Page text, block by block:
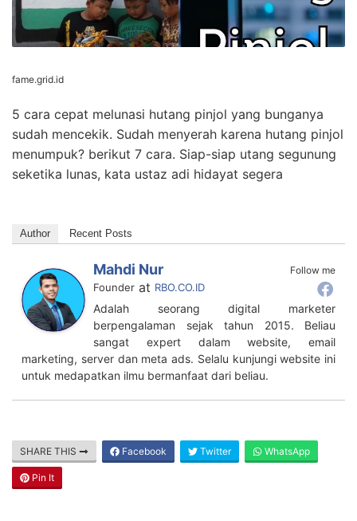
fame.grid.id
5 cara cepat melunasi hutang pinjol yang bunganya
sudah mencekik. Sudah menyerah karena hutang pinjol
menumpuk? berikut 7 cara. Siap-siap utang segunung
seketika lunas, kata ustaz adi hidayat segera
Author Recent Posts
Follow me
Mahdi Nur
Founder at RBO.CO.ID
Adalah seorang digital marketer
berpengalaman sejak tahun 2015. Beliau
sangat expert dalam website, email
marketing, server dan meta ads. Selalu kunjungi website ini
untuk medapatkan ilmu bermanfaat dari beliau.
SHARE THIS Facebook Twitter WhatsApp
Pin It